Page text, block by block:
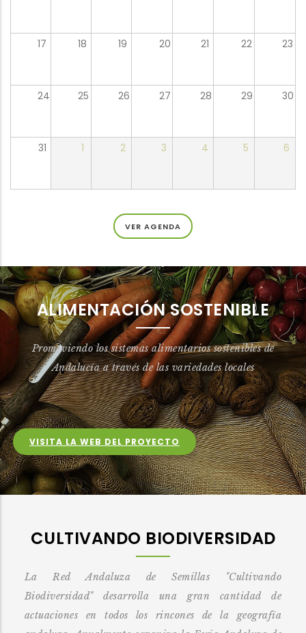
17 18 19 20 21 22 23
24 25 26 27 28 29 30
31 1 2 3 4 5 6
VER AGENDA
ALIMENTACIÓN SOSTENIBLE
Promoviendo los sistemas alimentarios sostenibles de
Andalucía a través de las variedades locales
VISITA LA WEB DEL PROYECTO
CULTIVANDO BIODIVERSIDAD
La Red Andaluza de Semillas "Cultivando
Biodiversidad" desarrolla una gran cantidad de
actuaciones en todos los rincones de la geografía